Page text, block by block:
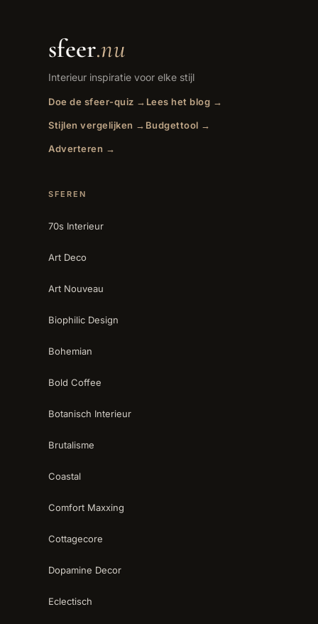
sfeer.nu
Interieur inspiratie voor elke stijl
Doe de sfeer-quiz → Lees het blog →
Stijlen vergelijken → Budgettool →
Adverteren →
SFEREN
70s Interieur
Art Deco
Art Nouveau
Biophilic Design
Bohemian
Bold Coffee
Botanisch Interieur
Brutalisme
Coastal
Comfort Maxxing
Cottagecore
Dopamine Decor
Eclectisch